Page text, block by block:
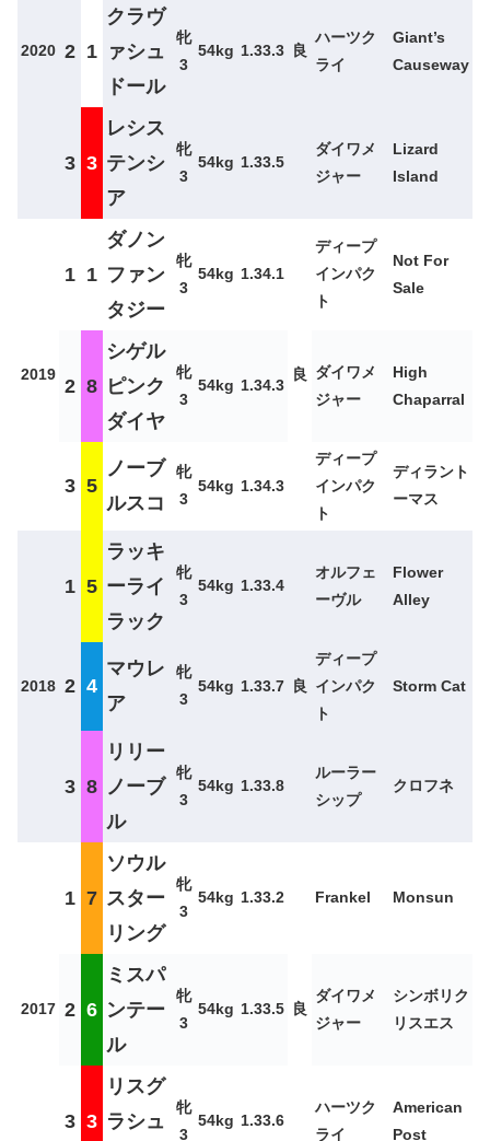
2020 良
2 1
クラヴ
ァシュ
ドール
牝
3
54kg 1.33.3
ハーツク
ライ
Giant’s
Causeway
3 3
レシス
テンシ
ア
牝
3
54kg 1.33.5
ダイワメ
ジャー
Lizard
Island
2019
1 1
ダノン
ファン
タジー
牝
3
54kg 1.34.1
良
ディープ
インパク
ト
Not For
Sale
2 8
シゲル
ピンク
ダイヤ
牝
3
54kg 1.34.3
ダイワメ
ジャー
High
Chaparral
3 5
ノーブ
ルスコ
牝
3
54kg 1.34.3
ディープ
インパク
ト
ディラント
ーマス
2018
1 5
ラッキ
ーライ
ラック
牝
3
54kg 1.33.4
良
オルフェ
ーヴル
Flower
Alley
2 4
マウレ
ア
牝
3
54kg 1.33.7
ディープ
インパク
ト
Storm Cat
3 8
リリー
ノーブ
ル
牝
3
54kg 1.33.8
ルーラー
シップ
クロフネ
2017
1 7
ソウル
スター
リング
牝
3
54kg 1.33.2
良
Frankel Monsun
2 6
ミスパ
ンテー
ル
牝
3
54kg 1.33.5
ダイワメ
ジャー
シンボリク
リスエス
3 3
リスグ
ラシュ
牝
3
54kg 1.33.6
ハーツク
ライ
American
Post